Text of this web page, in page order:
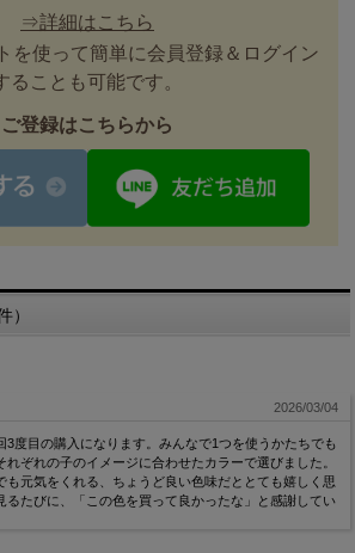
⇒詳細はこちら
を使って簡単に会員登録＆ログイン
ることも可能です。
ご登録はこちらから
）
2026/03/04
3度目の購入になります。みんなで1つを使うかたちでも
ぞれの子のイメージに合わせたカラーで選びました。
も元気をくれる、ちょうど良い色味だととても嬉しく思
るたびに、「この色を買って良かったな」と感謝してい